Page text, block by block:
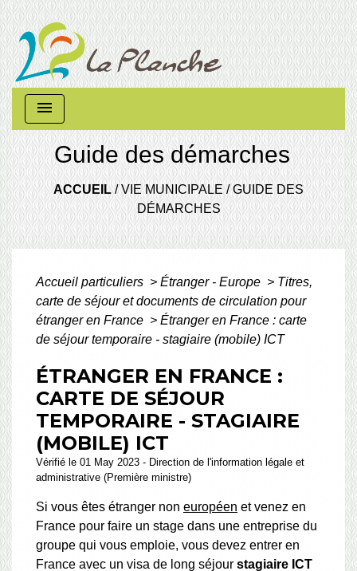
menu
Guide des démarches
ACCUEIL/VIE MUNICIPALE/GUIDE DES
DÉMARCHES
Accueil particuliers > Étranger - Europe > Titres,
carte de séjour et documents de circulation pour
étranger en France > Étranger en France : carte
de séjour temporaire - stagiaire (mobile) ICT
ÉTRANGER EN FRANCE :
CARTE DE SÉJOUR
TEMPORAIRE - STAGIAIRE
(MOBILE) ICT
Vérifié le 01 May 2023 - Direction de l'information légale et
administrative (Première ministre)
Si vous êtes étranger non européen et venez en
France pour faire un stage dans une entreprise du
groupe qui vous emploie, vous devez entrer en
France avec un visa de long séjour stagiaire ICT